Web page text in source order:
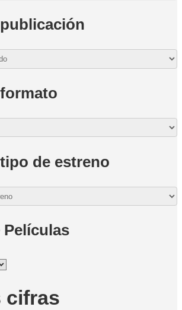
de estreno
cifras